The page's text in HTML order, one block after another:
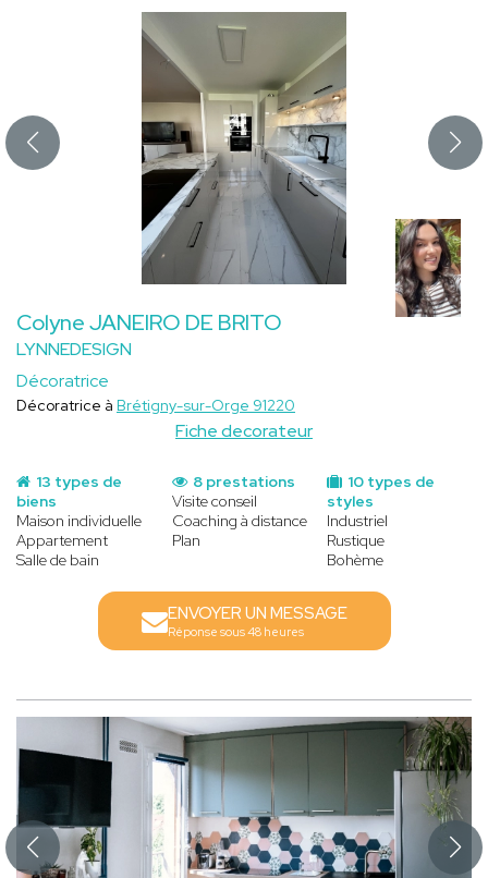
Colyne JANEIRO DE BRITO
LYNNEDESIGN
Décoratrice
Fiche decorateur
Décoratrice à Brétigny-sur-Orge 91220
13 types de
biens
Maison individuelle
Appartement
Salle de bain
10 types de
styles
Industriel
Rustique
Bohème
8 prestations
Visite conseil
Coaching à distance
Plan
ENVOYER UN MESSAGE
Réponse sous 48 heures